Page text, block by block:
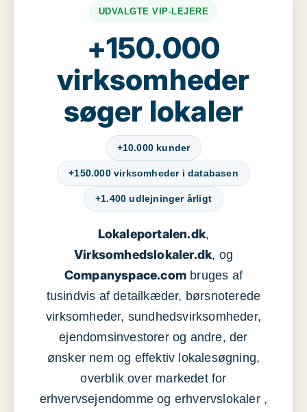
UDVALGTE VIP-LEJERE
+150.000
virksomheder
søger lokaler
+10.000 kunder
+150.000 virksomheder i databasen
+1.400 udlejninger årligt
Lokaleportalen.dk,
Virksomhedslokaler.dk, og
Companyspace.com bruges af
tusindvis af detailkæder, børsnoterede
virksomheder, sundhedsvirksomheder,
ejendomsinvestorer og andre, der
ønsker nem og effektiv lokalesøgning,
overblik over markedet for
erhvervsejendomme og erhvervslokaler ,